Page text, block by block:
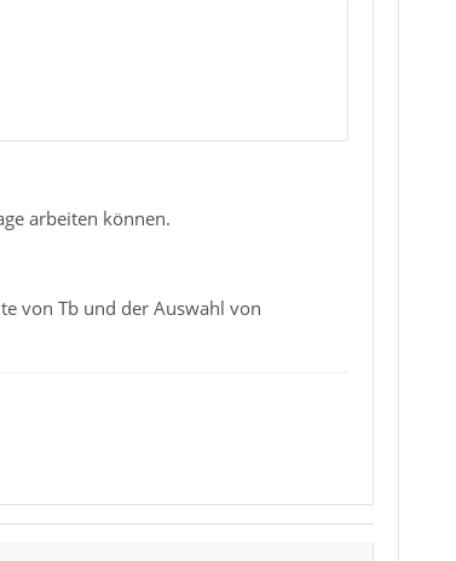
arbeiten können.
von Tb und der Auswahl von